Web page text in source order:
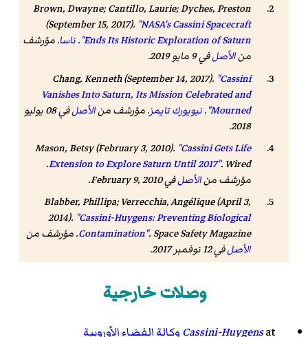
Brown, Dwayne; Cantillo, Laurie; Dyches, Preston
(September 15, 2017). "NASA's Cassini Spacecraft
Ends Its Historic Exploration of Saturn"
.ناسا. مؤرشف
منالأصلفي 9 مايو 2019
.
Chang, Kenneth (September 14, 2017). "Cassini
Vanishes Into Saturn, Its Mission Celebrated and
Mourned"
.نيويورك تايمز. مؤرشف منالأصل
في 08 يوليو
2018
.
Mason, Betsy (February 3, 2010). "Cassini Gets Life
Extension to Explore Saturn Until 2017"
. Wired.
مؤرشف منالأصلفي February 9, 2010.
Blabber, Phillipa; Verrecchia, Angélique (April 3,
2014). "Cassini-Huygens: Preventing Biological
Contamination". Space Safety Magazine
. مؤرشف من
الأصلفي 12 نوفمبر 2017
.
and Results". Oglethorpe University. مؤرشف من
Pappalardo, Bob; Spiker, Linda (March 15, 2009).
وصلات خارجية
Cassini-Huygensat
وكالة الفضاء الأوروبية